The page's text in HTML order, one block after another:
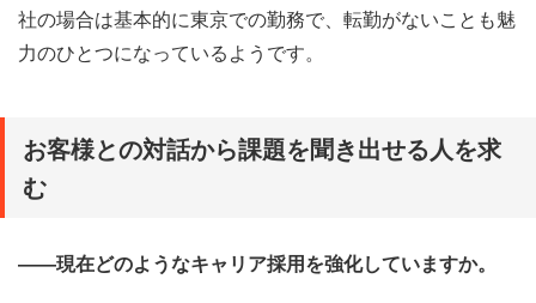
社の場合は基本的に東京での勤務で、転勤がないことも魅
力のひとつになっているようです。
お客様との対話から課題を聞き出せる人を求
む
――現在どのようなキャリア採用を強化していますか。